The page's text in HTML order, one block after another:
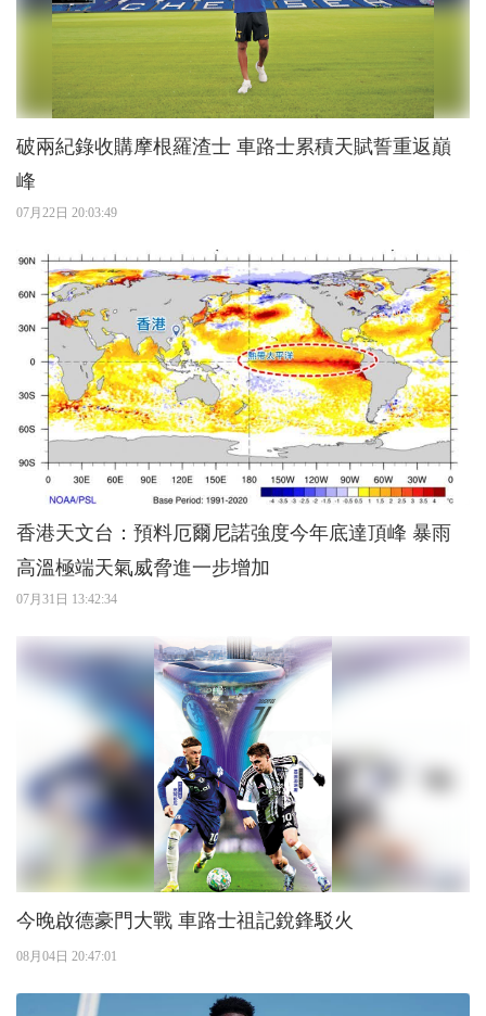
破兩紀錄收購摩根羅渣士 車路士累積天賦誓重返巔
峰
07月22日 20:03:49
香港天文台：預料厄爾尼諾強度今年底達頂峰 暴雨
高溫極端天氣威脅進一步增加
07月31日 13:42:34
今晚啟德豪門大戰 車路士祖記銳鋒駁火
08月04日 20:47:01